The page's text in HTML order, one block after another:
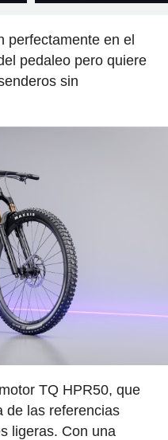
perfectamente en el
pedaleo pero quiere
sin
TQ HPR50, que
de las referencias
ligeras. Con una